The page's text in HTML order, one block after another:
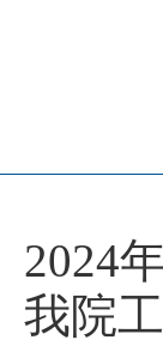
2024
我院